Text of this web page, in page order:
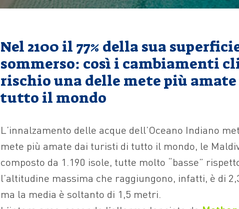
Nel 2100 il 77% della sua
sommerso: così i cambiamenti
rischio una delle mete più
tutto il mondo
L’innalzamento delle acque dell’Oceano Indiano
mete più amate dai turisti di tutto il mondo, le
composto da 1.190 isole, tutte molto “basse”
l’altitudine massima che raggiungono, infatti, è di
ma la media è soltanto di 1,5 metri.